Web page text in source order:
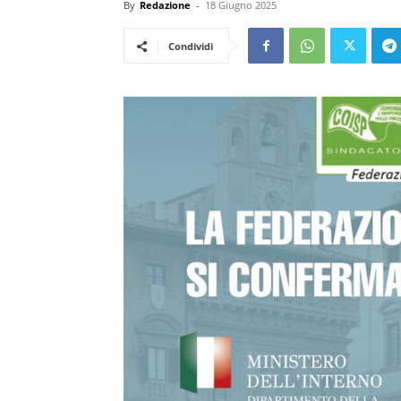
By Redazione - 18 Giugno 2025
Condividi